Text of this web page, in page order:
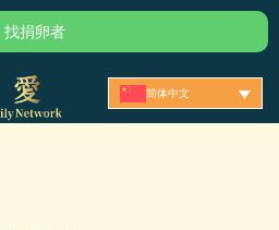
找捐卵者
简体中文